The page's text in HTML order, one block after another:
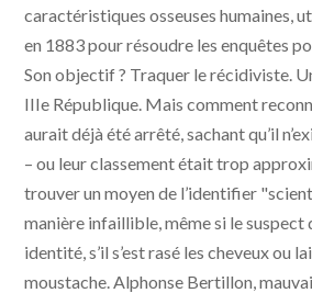
caractéristiques osseuses humaines,
en 1883 pour résoudre les enquêtes
Son objectif ? Traquer le récidiviste.
IIIe République. Mais comment
aurait déjà été arrêté, sachant qu’il
– ou leur classement était trop
trouver un moyen de l’identifier
manière infaillible, même si le suspect
identité, s’il s’est rasé les cheveux ou
moustache. Alphonse Bertillon,